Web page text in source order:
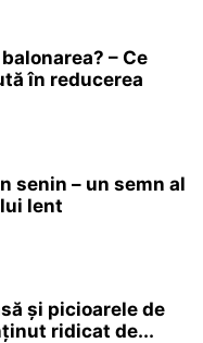
– Ce
în reducerea
senin – un semn al
lent
și picioarele de
ridicat de...